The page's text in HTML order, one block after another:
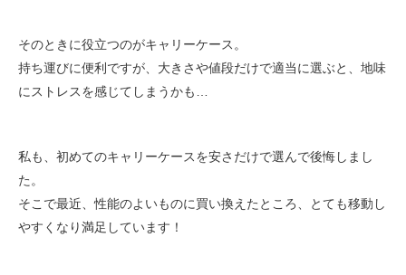
そのときに役立つのがキャリーケース。
持ち運びに便利ですが、大きさや値段だけで適当に選ぶと、地味
にストレスを感じてしまうかも…
私も、初めてのキャリーケースを安さだけで選んで後悔しまし
た。
そこで最近、性能のよいものに買い換えたところ、とても移動し
やすくなり満足しています！